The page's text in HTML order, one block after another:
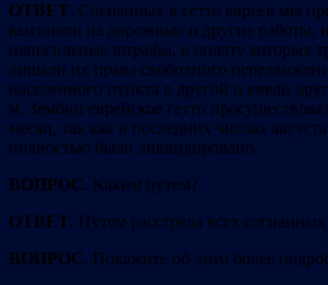
ОТВЕТ. Согнанных в гетто евреев мы
выгоняли на дорожные и другие работы,
непосильные штрафы, в оплату которых
лишали их права свободного
населенного пункта в другой и ввели
м. Зембин еврейское гетто
месяц, так как в последних числах
полностью было ликвидировано.
ВОПРОС. Каким путем?
ОТВЕТ. Путем расстрела всех согнанных
ВОПРОС. Покажите об этом более